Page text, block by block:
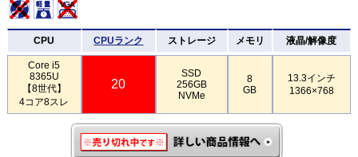
CPU CPUランク ストレージ メモリ 液晶/解像度
Core i5
8365U
【8世代】
4コア8スレ
20
SSD
256GB
NVMe
8
GB
13.3インチ
1366×768